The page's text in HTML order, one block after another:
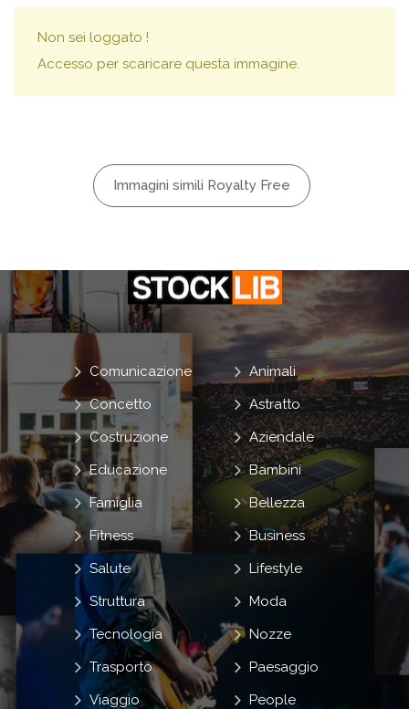
Non sei loggato !
Accesso per scaricare questa immagine.
Immagini simili Royalty Free
Animali
Astratto
Aziendale
Bambini
Bellezza
Business
Comunicazione
Concetto
Costruzione
Educazione
Famiglia
Fitness
Lifestyle
Moda
Nozze
Paesaggio
People
Salute
Struttura
Tecnologia
Trasporto
Viaggio